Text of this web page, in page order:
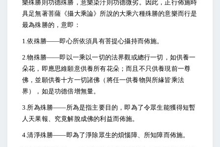
樂殊勝則功德殊勝，意樂染汙則功德微劣。因此，正行佈施時
具足無著菩薩《攝大乘論》所說的大乘六種殊勝的意樂而行是
最為殊勝的，意即：
1.依殊勝――即心所依須具有菩提心攝持而佈施。
2.物殊勝――即以一乘以一切的法界觀或總行一切，如供養一
朵花，即應思維願意供養所有花朵；而且不只供養現前一尊
佛，並願供養十方一切諸佛（將任一供養物與所緣皆乘法
界），如是功德倍增無量。
3.所為殊勝――所為是指主要目的，即為了令眾生能獲得短暫
人天果報、究竟解脫成佛的利益而佈施。
4.清淨殊勝――即為了淨除眾生的煩惱障、所知障而佈施。